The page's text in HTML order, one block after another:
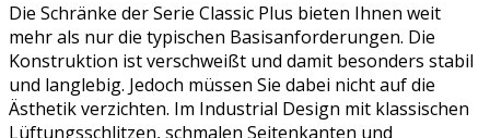
Die Schränke der Serie Classic Plus bieten Ihnen weit
mehr als nur die typischen Basisanforderungen. Die
Konstruktion ist verschweißt und damit besonders stabil
und langlebig. Jedoch müssen Sie dabei nicht auf die
Ästhetik verzichten. Im Industrial Design mit klassischen
Lüftungsschlitzen, schmalen Seitenkanten und